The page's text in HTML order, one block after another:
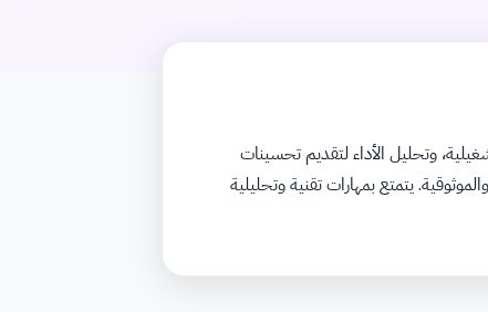
وتحليل الأداء لتقديم تحسينات
يتمتع بمهارات تقنية وتحليلية